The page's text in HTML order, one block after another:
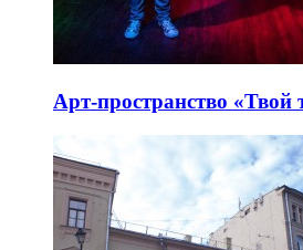
Арт-пространство «Твой